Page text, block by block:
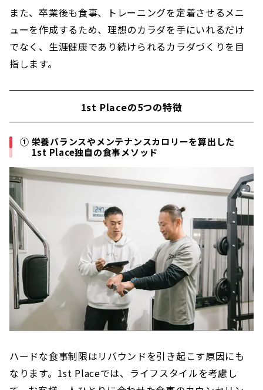
また、卒業後も食事、トレーニングを定着させるメニ
ューを作成するため、理想のカラダを手にいれるだけ
でなく、生涯健康であり続けられるカラダづくりを目
指します。
1st Placeの5つの特徴
① 栄養バランスやメンテナンスカロリーを算出した
1st Place独自の食事メソッド
ハードな食事制限はリバウンドを引き起こす原因にも
なります。1st Placeでは、ライフスタイルを考慮し